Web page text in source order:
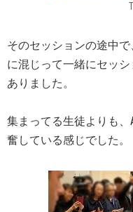
そのセッションの途中で
に混じって一緒にセッ
ありました。
集まってる生徒よりも
奮している感じでした。